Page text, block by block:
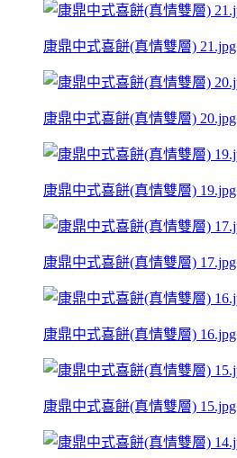
康鼎中式喜餅(真情雙層) 21.jpg
康鼎中式喜餅(真情雙層) 20.jpg
康鼎中式喜餅(真情雙層) 19.jpg
康鼎中式喜餅(真情雙層) 17.jpg
康鼎中式喜餅(真情雙層) 16.jpg
康鼎中式喜餅(真情雙層) 15.jpg